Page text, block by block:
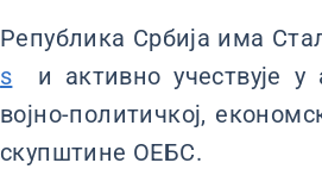
Република Србија има
s и активно учествује у
војно-политичкој,
скупштине ОЕБС.